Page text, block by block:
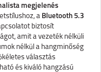
megjelenés
a Bluetooth 5.3
biztosít
amit a vezeték nélküli
nélkül a hangminőség
választás
és kiváló hangzású